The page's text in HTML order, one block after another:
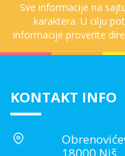
Sve informacije na
karaktera. U cilju
informacije proverite
KONTAKT INFO
18000 Niš